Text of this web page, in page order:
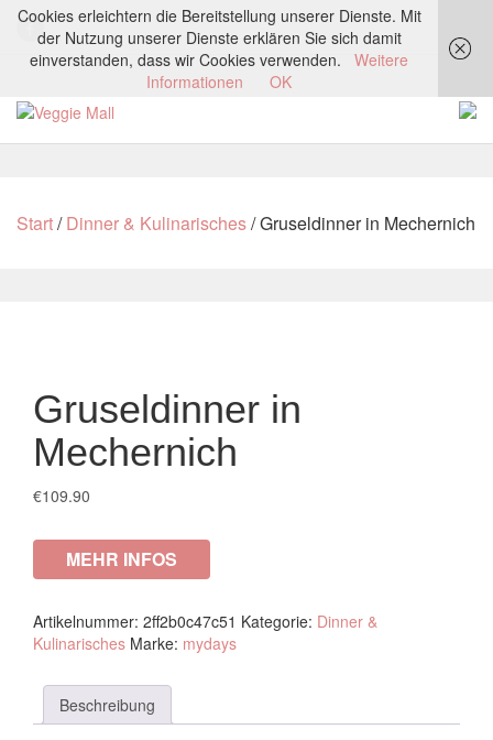
Start/Dinner & Kulinarisches/ Gruseldinner in Mechernich
Gruseldinner in
Mechernich
€109.90
MEHR INFOS
Artikelnummer: 2ff2b0c47c51 Kategorie: Dinner &
Kulinarisches Marke: mydays
Beschreibung
Cookies erleichtern die Bereitstellung unserer Dienste. Mit
der Nutzung unserer Dienste erklären Sie sich damit
einverstanden, dass wir Cookies verwenden.
Weitere
Informationen
OK